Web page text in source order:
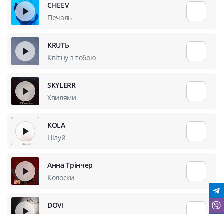
CHEEV
Печаль
KRUTЬ
Квітну з тобою
SKYLERR
Хвилями
KOLA
Цілуй
Анна Трінчер
Колоски
DOVI